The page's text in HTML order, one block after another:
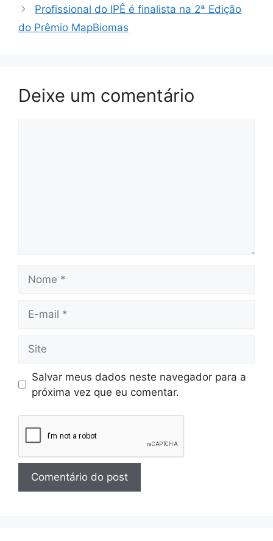
Profissional do IPÊ é finalista na 2ª Edição
do Prêmio MapBiomas
Deixe um comentário
Salvar meus dados neste navegador para a
próxima vez que eu comentar.